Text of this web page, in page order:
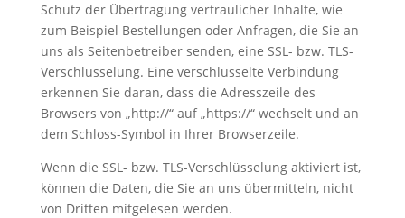
Schutz der Übertragung vertraulicher Inhalte, wie
zum Beispiel Bestellungen oder Anfragen, die Sie an
uns als Seitenbetreiber senden, eine SSL- bzw. TLS-
Verschlüsselung. Eine verschlüsselte Verbindung
erkennen Sie daran, dass die Adresszeile des
Browsers von „http://“ auf „https://“ wechselt und an
dem Schloss-Symbol in Ihrer Browserzeile.
Wenn die SSL- bzw. TLS-Verschlüsselung aktiviert ist,
können die Daten, die Sie an uns übermitteln, nicht
von Dritten mitgelesen werden.